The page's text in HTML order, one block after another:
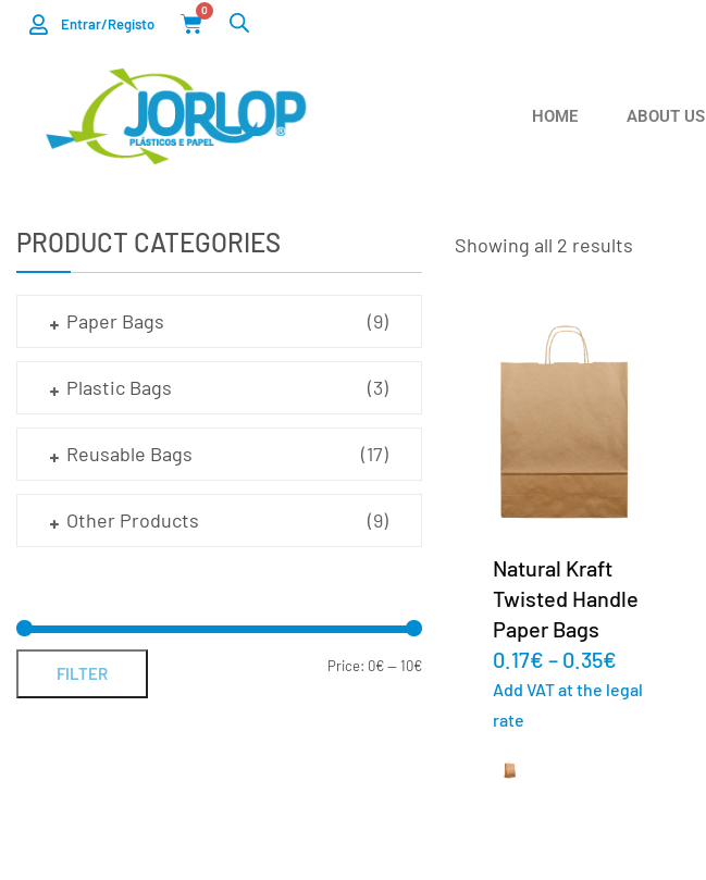
Entrar/Registo
0
HOME ABOUT US
Showing all 2 results
Natural Kraft
Twisted Handle
Paper Bags
0.17€ – 0.35€
Add VAT at the legal
rate
PRODUCT CATEGORIES
Paper Bags (9)
Plastic Bags (3)
Reusable Bags (17)
Other Products (9)
FILTER Price: 0€—10€